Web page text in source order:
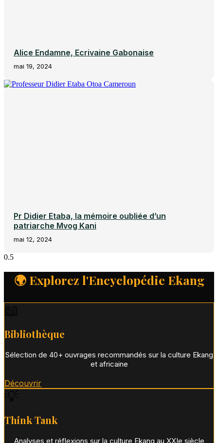
Alice Endamne, Ecrivaine Gabonaise
mai 19, 2024
Pr Didier Etaba, la mémoire oubliée d’un
patriarche Mvog Kani
mai 12, 2024
🌍 Explorez l'Encyclopédie Ekang
Bibliothèque
Sélection de 40+ ouvrages recommandés sur la culture Ekang
et africaine
Découvrir
Think Tank
Analyses et réflexions sur la culture Ekang au XXIe siècle